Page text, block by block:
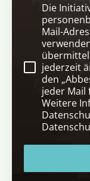
Die
Mail-
jederzeit
den
jeder Mail
Weitere